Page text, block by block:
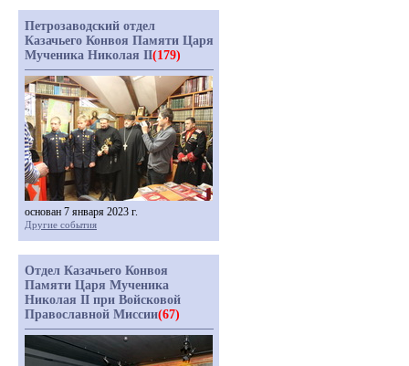
Петрозаводский отдел
Казачьего Конвоя Памяти Царя
Мученика Николая II(179)
основан 7 января 2023 г.
Другие события
Отдел Казачьего Конвоя
Памяти Царя Мученика
Николая II при Войсковой
Православной Миссии(67)